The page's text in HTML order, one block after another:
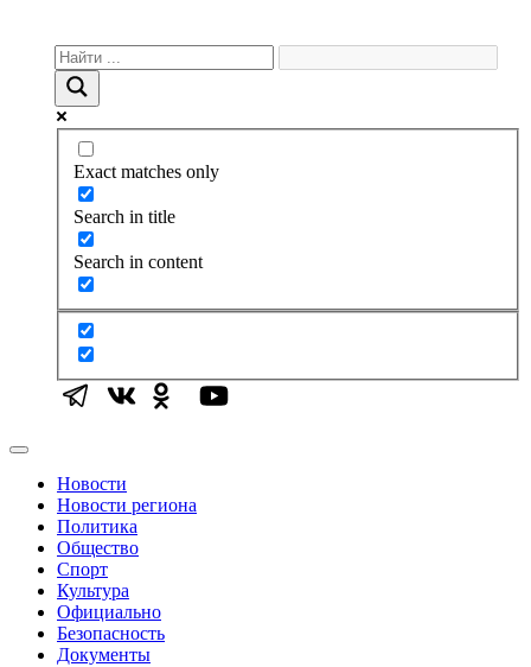
Exact matches only
Search in title
Search in content
Новости
Новости региона
Политика
Общество
Спорт
Культура
Официально
Безопасность
Документы